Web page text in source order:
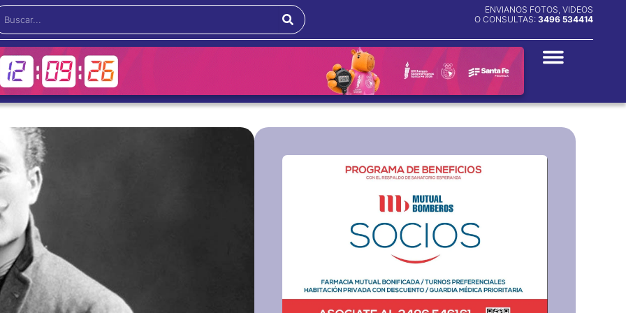
ENVIANOS FOTOS, VIDEOS
O CONSULTAS: 3496 534414